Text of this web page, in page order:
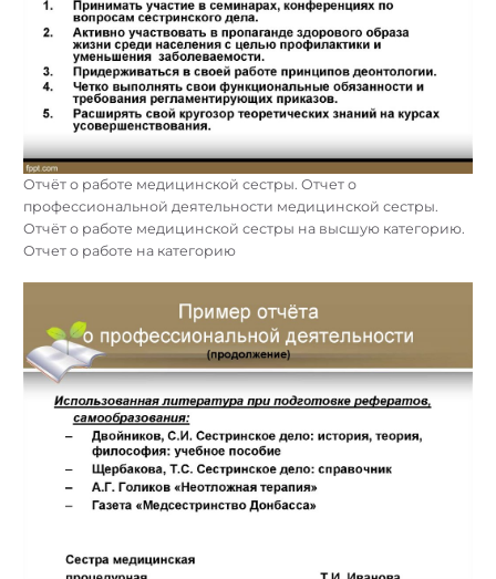
Отчёт о работе медицинской сестры. Отчет о
профессиональной деятельности медицинской сестры.
Отчёт о работе медицинской сестры на высшую категорию.
Отчет о работе на категорию